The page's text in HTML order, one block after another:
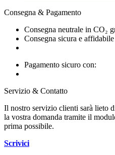
Consegna & Pagamento
Consegna neutrale in CO₂
Consegna sicura e
Pagamento sicuro con:
Servizio & Contatto
Il nostro servizio clienti sarà lieto
la vostra domanda tramite il
prima possibile.
Scrivici